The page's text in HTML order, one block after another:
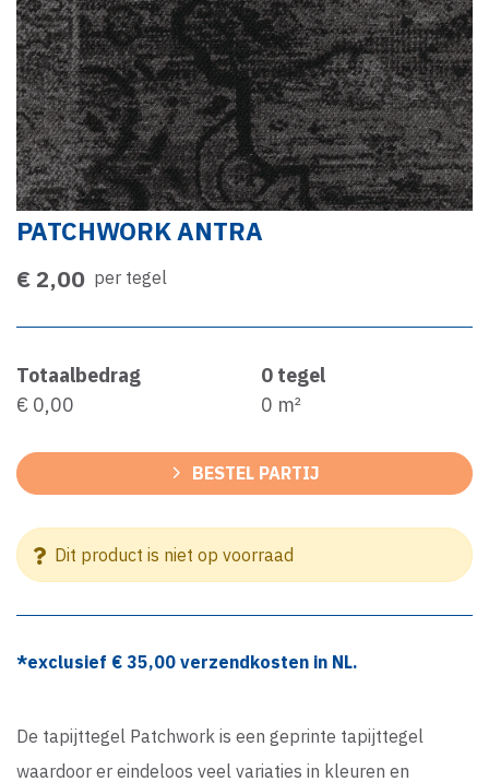
PATCHWORK ANTRA
€ 2,00 per tegel
Totaalbedrag
€ 0,00
0 tegel
0 m²
BESTEL PARTIJ
Dit product is niet op voorraad
*exclusief € 35,00 verzendkosten in NL.
De tapijttegel Patchwork is een geprinte tapijttegel
waardoor er eindeloos veel variaties in kleuren en